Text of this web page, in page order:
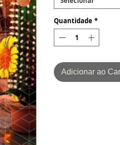
Quantidade *
Adicionar ao